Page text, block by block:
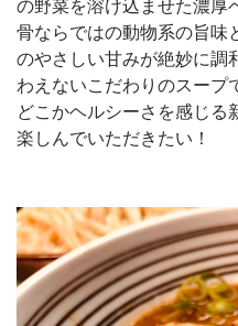
の野菜を溶け込ませた濃厚
骨ならではの動物系の旨味
のやさしい甘みが絶妙に調
わえないこだわりのスープ
どこかヘルシーさを感じる
楽しんでいただきたい！